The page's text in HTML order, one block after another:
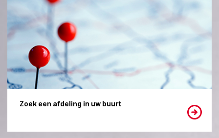
Zoek een afdeling in uw buurt